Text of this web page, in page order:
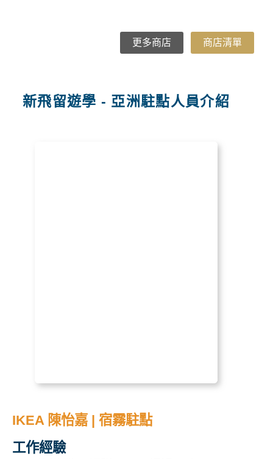
區）
更多商店 商店清單
新飛留遊學 - 亞洲駐點人員介紹
IKEA 陳怡嘉 | 宿霧駐點
工作經驗